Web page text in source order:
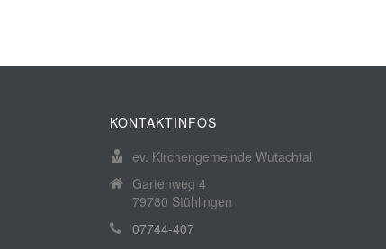
KONTAKTINFOS
ev. Kirchengemeinde Wutachtal
Gartenweg 4
79780 Stühlingen
07744-407